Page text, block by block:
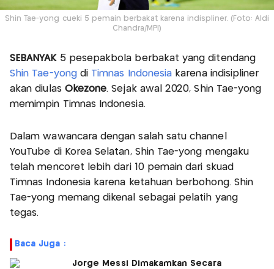
Shin Tae-yong cueki 5 pemain berbakat karena indispliner. (Foto: Aldi
Chandra/MPI)
SEBANYAK 5 pesepakbola berbakat yang ditendang
Shin Tae-yong di Timnas Indonesia karena indisipliner
akan diulasOkezone. Sejak awal 2020, Shin Tae-yong
memimpin Timnas Indonesia.
Dalam wawancara dengan salah satu channel
YouTube di Korea Selatan, Shin Tae-yong mengaku
telah mencoret lebih dari 10 pemain dari skuad
Timnas Indonesia karena ketahuan berbohong. Shin
Tae-yong memang dikenal sebagai pelatih yang
tegas.
Baca Juga :
Jorge Messi Dimakamkan Secara